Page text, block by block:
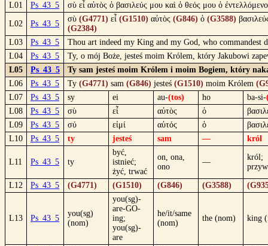
L01 Ps_43_5 σὺ εἶ αὐτὸς ὁ βασιλεύς μου καὶ ὁ θεός μου ὁ
L02 Ps_43_5
σὺ (G4771) εἶ (G1510) αὐτὸς (G846) ὁ (G3588)
(G2384)
L03
Ps_43_5
Thou art indeed my King and my God, who commandest
L04
Ps_43_5
Ty, o mój Boże, jesteś moim Królem, który Jakubowi
L05
Ps_43_5
Ty sam jesteś moim Królem i moim Bogiem, który
L06
Ps_43_5 Ty (G4771) sam (G846) jesteś (G1510) moim Królem
L07
Ps_43_5 sy ei au-(tos) ho ba-si-
L08
Ps_43_5 σὺ εἶ αὐτὸς ὁ
L09
Ps_43_5 σύ εἰμί αὐτός ὁ
L10
Ps_43_5 ty jesteś sam — król
L11 Ps_43_5 ty
być,
istnieć;
żyć, trwać
on, ona,
ono
—
król;
L12 Ps_43_5 (G4771) (G1510) (G846) (G3588)
L13 Ps_43_5
you(sg)
(nom)
you(sg)-
are-GO-
ing;
you(sg)-
are
he/it/same
(nom)
the (nom) king